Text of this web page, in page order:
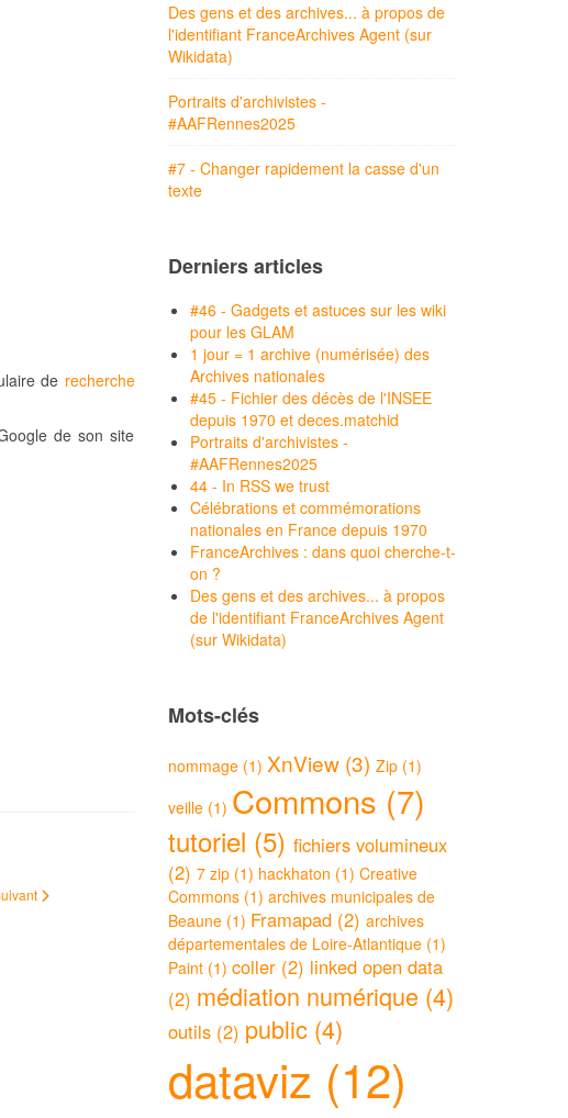
de recherche
de son site
Des gens et des archives... à propos de
l'identifiant FranceArchives Agent (sur
Wikidata)
Portraits d'archivistes -
#AAFRennes2025
#7 - Changer rapidement la casse d'un
texte
Derniers articles
#46 - Gadgets et astuces sur les wiki
pour les GLAM
1 jour = 1 archive (numérisée) des
Archives nationales
#45 - Fichier des décès de l'INSEE
depuis 1970 et deces.matchid
Portraits d'archivistes -
#AAFRennes2025
44 - In RSS we trust
Célébrations et commémorations
nationales en France depuis 1970
FranceArchives : dans quoi cherche-t-
on ?
Des gens et des archives... à propos
de l'identifiant FranceArchives Agent
(sur Wikidata)
Mots-clés
nommage (1) XnView (3) Zip (1)
veille (1) Commons (7)
tutoriel (5) fichiers volumineux
(2) 7 zip (1) hackhaton (1) Creative
Commons (1) archives municipales de
Beaune (1) Framapad (2) archives
départementales de Loire-Atlantique (1)
Paint (1) coller (2) linked open data
(2) médiation numérique (4)
outils (2) public (4)
dataviz (12)